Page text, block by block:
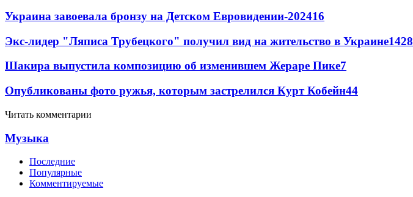
Украина завоевала бронзу на Детском Евровидении-202416
Экс-лидер "Ляписа Трубецкого" получил вид на жительство в Украине1428
Шакира выпустила композицию об изменившем Жераре Пике7
Опубликованы фото ружья, которым застрелился Курт Кобейн44
Читать комментарии
Музыка
Последние
Популярные
Комментируемые